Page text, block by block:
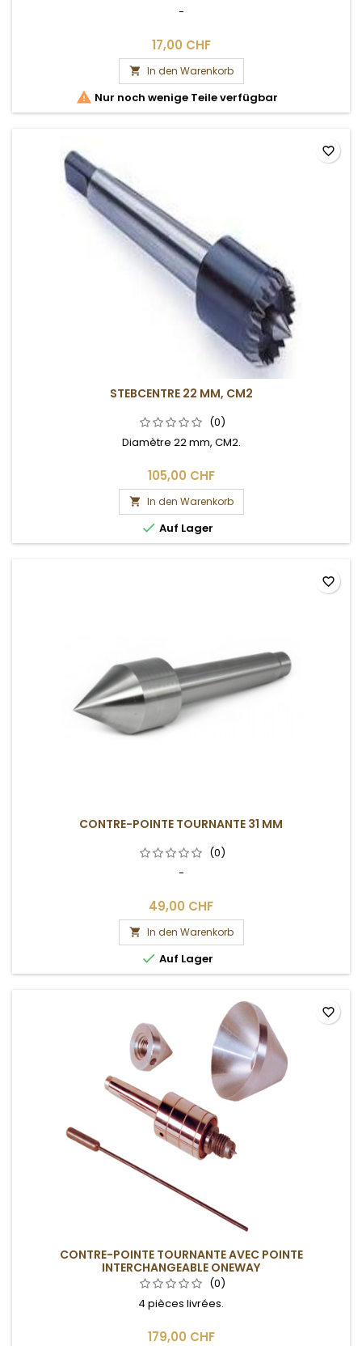
-
17,00 CHF
 In den Warenkorb
 Nur noch wenige Teile verfügbar
STEBCENTRE 22 MM, CM2
(0)
Diamètre 22 mm, CM2.
105,00 CHF
 In den Warenkorb
 Auf Lager
favorite_border
CONTRE-POINTE TOURNANTE 31 MM
(0)
-
49,00 CHF
 In den Warenkorb
 Auf Lager
favorite_border
CONTRE-POINTE TOURNANTE AVEC POINTE
INTERCHANGEABLE ONEWAY
(0)
4 pièces livrées.
179,00 CHF
favorite_border